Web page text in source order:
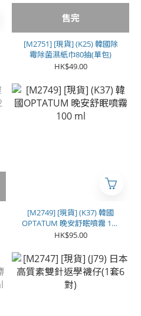
售完
[M2751] [現貨] (K25) 韓國除
霉除菌濕紙巾80抽(單包)
HK$49.00
[M2749] [現貨] (K37) 韓國
OPTATUM 晚安舒眠噴霧 100
ml
HK$95.00